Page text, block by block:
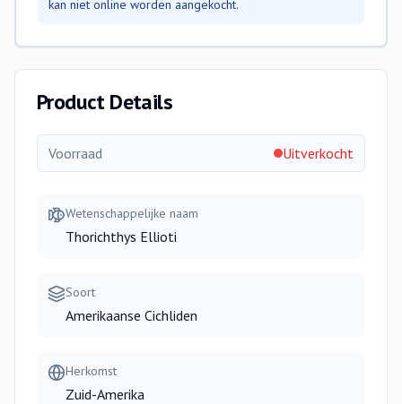
kan niet online worden aangekocht.
Product Details
Voorraad Uitverkocht
Wetenschappelijke naam
Thorichthys Ellioti
Soort
Amerikaanse Cichliden
Herkomst
Zuid-Amerika